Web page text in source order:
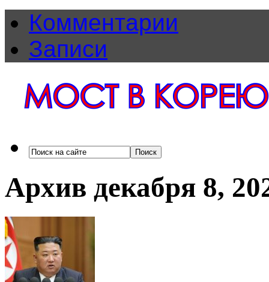
Комментарии
Записи
Архив декабря 8,